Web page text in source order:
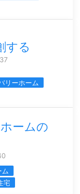
する
リーホーム
ームの
宅